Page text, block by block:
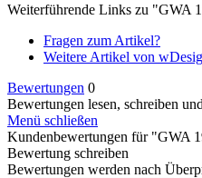
Weiterführende Links zu "GWA
Fragen zum Artikel?
Weitere Artikel von
Bewertungen 0
Bewertungen lesen, schreiben
Menü schließen
Kundenbewertungen für "GWA
Bewertung schreiben
Bewertungen werden nach